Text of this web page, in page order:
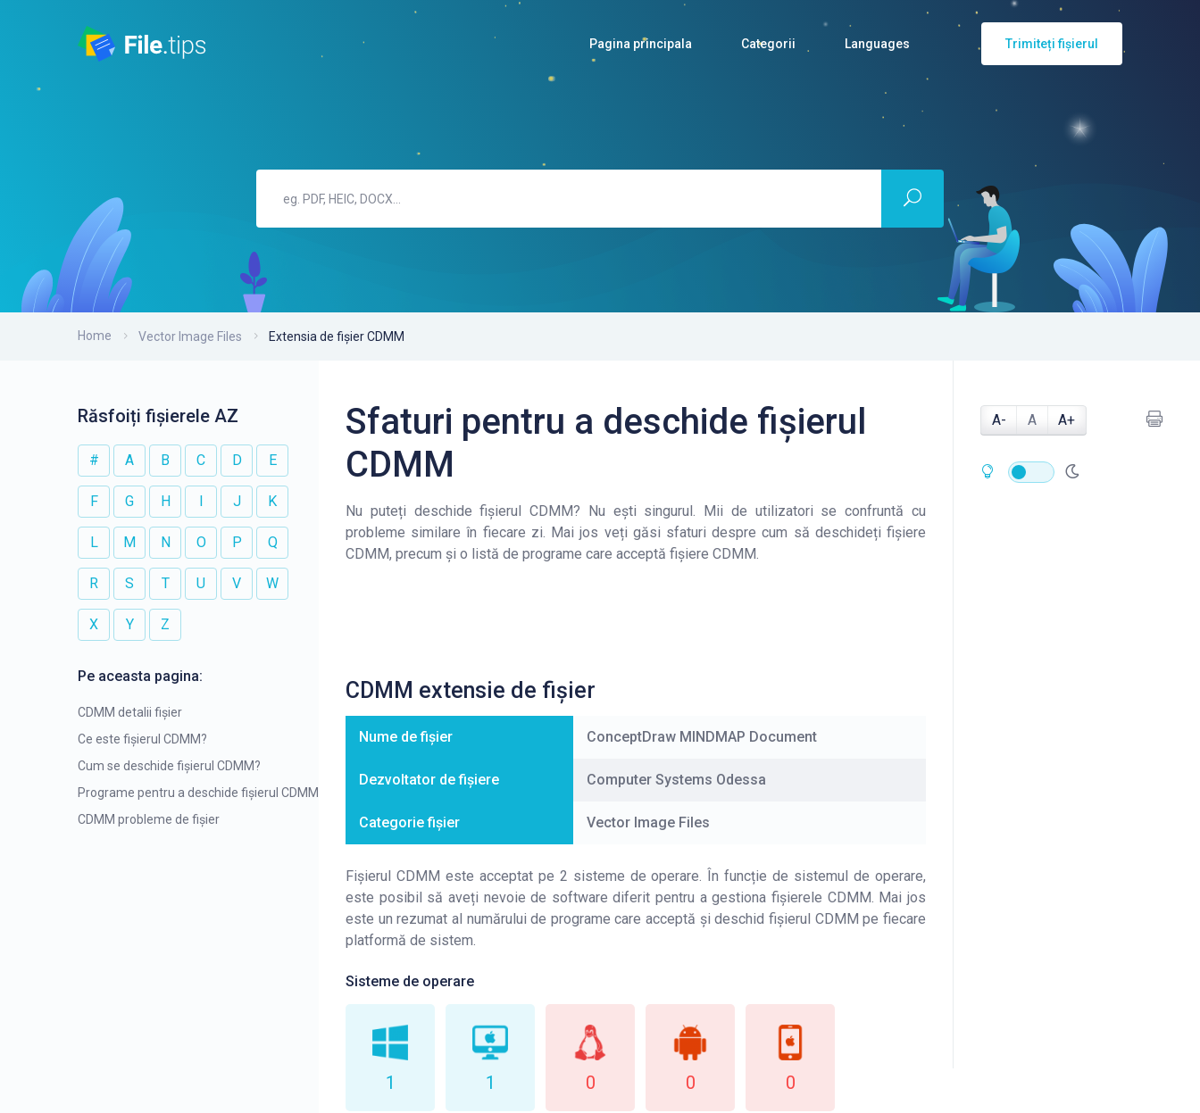
Pagina principala Categorii Languages Trimiteți fișierul
Home Vector Image Files Extensia de fișier CDMM
Răsfoiți fișierele AZ
# A B C D E
F G H I J K
L M N O P Q
R S T U V W
X Y Z
Pe aceasta pagina:
CDMM detalii fișier
Ce este fișierul CDMM?
Cum se deschide fișierul CDMM?
Programe pentru a deschide fișierul CDMM
CDMM probleme de fișier
Sfaturi pentru a deschide fișierul
CDMM
Nu puteți deschide fișierul CDMM? Nu ești singurul. Mii de utilizatori se confruntă cu
probleme similare în fiecare zi. Mai jos veți găsi sfaturi despre cum să deschideți fișiere
CDMM, precum și o listă de programe care acceptă fișiere CDMM.
CDMM extensie de fișier
Nume de fișier ConceptDraw MINDMAP Document
Dezvoltator de fișiere Computer Systems Odessa
Categorie fișier Vector Image Files
Fișierul CDMM este acceptat pe 2 sisteme de operare. În funcție de sistemul de operare,
este posibil să aveți nevoie de software diferit pentru a gestiona fișierele CDMM. Mai jos
este un rezumat al numărului de programe care acceptă și deschid fișierul CDMM pe fiecare
platformă de sistem.
Sisteme de operare
1 1 0 0 0
A- A A+